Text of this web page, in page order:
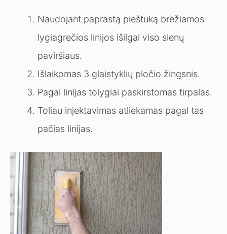
Naudojant paprastą pieštuką brėžiamos
lygiagrečios linijos išilgai viso sienų
paviršiaus.
Išlaikomas 3 glaistyklių pločio žingsnis.
Pagal linijas tolygiai paskirstomas tirpalas.
Toliau injektavimas atliekamas pagal tas
pačias linijas.